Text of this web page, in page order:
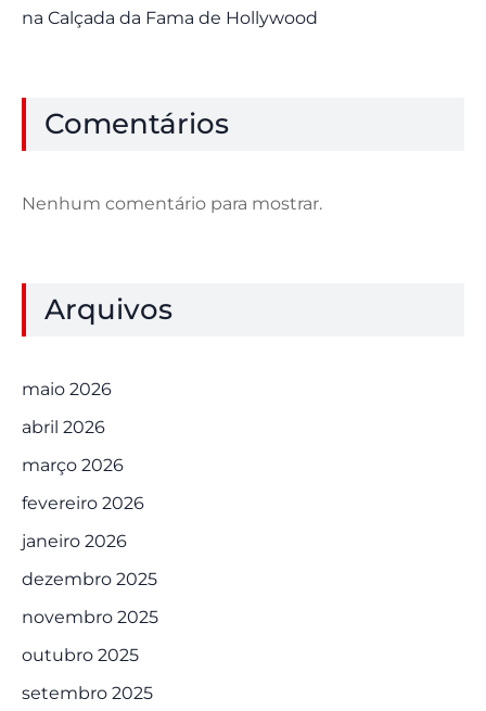
na Calçada da Fama de Hollywood
Comentários
Nenhum comentário para mostrar.
Arquivos
maio 2026
abril 2026
março 2026
fevereiro 2026
janeiro 2026
dezembro 2025
novembro 2025
outubro 2025
setembro 2025